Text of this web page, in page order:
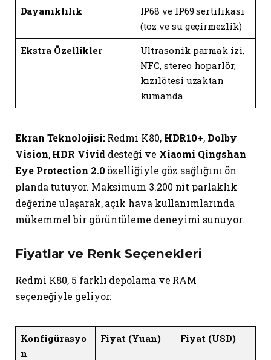
Dayanıklılık
IP68 ve IP69 sertifikası
(toz ve su geçirmezlik)
Ekstra Özellikler
Ultrasonik parmak izi,
NFC, stereo hoparlör,
kızılötesi uzaktan
kumanda
Ekran Teknolojisi:Redmi K80, HDR10+, Dolby
Vision,HDR Vividdesteği ve Xiaomi Qingshan
Eye Protection 2.0 özelliğiyle göz sağlığını ön
planda tutuyor. Maksimum 3.200 nit parlaklık
değerine ulaşarak, açık hava kullanımlarında
mükemmel bir görüntüleme deneyimi sunuyor.
Fiyatlar ve Renk Seçenekleri
Redmi K80, 5 farklı depolama ve RAM
seçeneğiyle geliyor:
Konfigürasyo
n
Fiyat (Yuan) Fiyat (USD)